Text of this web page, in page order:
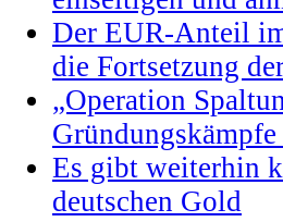
Der EUR-Anteil
die Fortsetzung
„Operation
Es gibt weiterhin
deutschen Gold